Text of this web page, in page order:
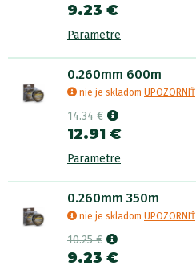
9.23 €
Parametre
0.260mm 600m
nie je skladom UPOZORNIŤ
14.34 €
12.91 €
Parametre
0.260mm 350m
nie je skladom UPOZORNIŤ
10.25 €
9.23 €